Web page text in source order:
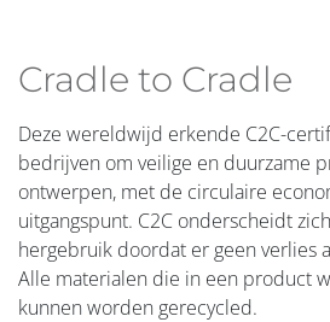
Cradle to Cradle
Deze wereldwijd erkende C2C-
bedrijven om veilige en duurzame
ontwerpen, met de circulaire
uitgangspunt. C2C onderscheidt
hergebruik doordat er geen verlies
Alle materialen die in een product
kunnen worden gerecycled.